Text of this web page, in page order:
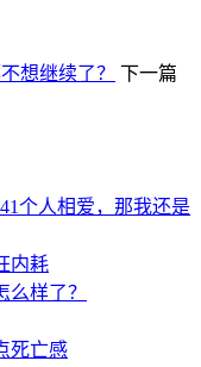
想继续了？
下一篇
个人相爱，那我还是
内耗
样了？
死亡感